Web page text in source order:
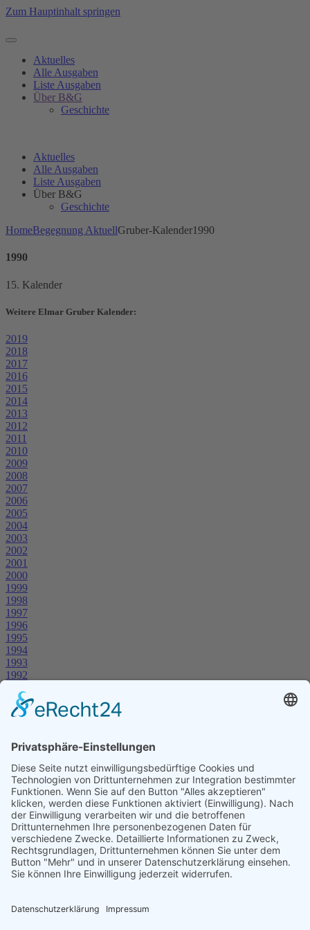
Zum Hauptinhalt springen
Aktuelles
Alle Ausgaben
Liste Ausgaben
Über B&G
Geschichte
Aktuelles
Alle Ausgaben
Liste Ausgaben
Über B&G
Geschichte
HomeBegegnung AktuellGruber-Kalender1990
1990
15. Kalender
Weitere Elmar Gruber Kalender:
2019
2018
2017
2016
2015
2014
2013
2012
2011
2010
2009
2008
2007
2006
2005
2004
2003
2002
2001
2000
1999
1998
1997
1996
1995
1994
1993
1992
1990
1989
1986
1985
1984
1983
1982
1981
1980
1979
1978
1977
1976